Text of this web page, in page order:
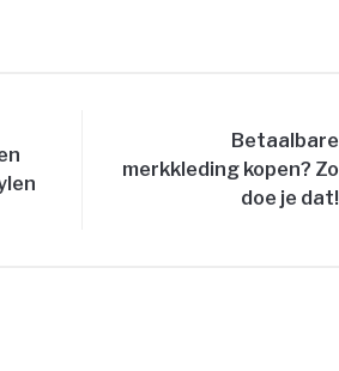
Betaalbare
merkkleding kopen? Zo
doe je dat!